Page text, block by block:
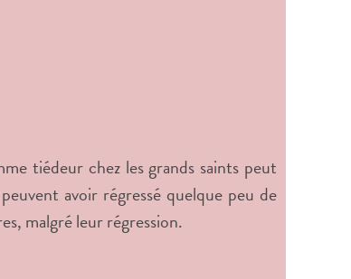
tiédeur chez les grands saints peut
avoir régressé quelque peu de
malgré leur régression.